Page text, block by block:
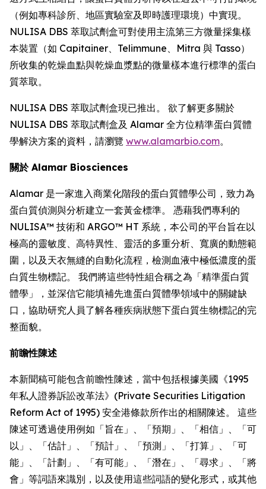
（例如專科診所、地區實驗室及即時護理環境）中實現。
NULISA DBS 萃取試劑盒可對使用主流第三方微量採集樣
本裝置（如 Capitainer、Telimmune、Mitra 與 Tasso）
所收集的乾燥血點與乾燥血漿點的微量樣本進行標準的蛋白
質萃取。
NULISA DBS 萃取試劑盒現已推出。 欲了解更多關於
NULISA DBS 萃取試劑盒及 Alamar 全方位精準蛋白質體
學解決方案的資料，請瀏覽 www.alamarbio.com。
關於 Alamar Biosciences
Alamar 是一家進入商業化階段的蛋白質體學公司，致力為
蛋白質偵測與分析建立一套黃金標準。 憑藉我們專利的
NULISA™ 技術和 ARGO™ HT 系統，本公司的平台旨在以
極高的靈敏度、高特異性、靈活的多重分析、寬廣的動態範
圍，以及天衣無縫的自動化流程，檢測血液中極低濃度的蛋
白質生物標記。 我們將這些特性組合稱之為「精準蛋白質
體學」，並深信它能填補先進蛋白質體學領域中的關鍵缺
口，協助研究人員了解各種疾病狀態下蛋白質生物標記的完
整面貌。
前瞻性陳述
本新聞稿可能包含前瞻性陳述，當中包括根據美國《1995
年私人證券訴訟改革法》(Private Securities Litigation
Reform Act of 1995) 安全港條款所作出的相關陳述。 這些
陳述可透過使用例如「旨在」、「預期」、「相信」、「可
以」、「估計」、「預計」、「預測」、「打算」、「可
能」、「計劃」、「有可能」、「潛在」、「尋求」、「將
會」等詞語來識別，以及使用這些詞語的變化形式，或其他